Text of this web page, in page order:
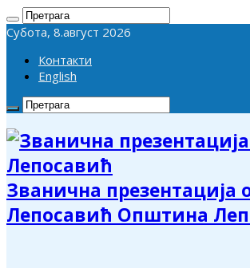
Субота, 8.август 2026
Контакти
English
Званична презентација
Лепосавић Општина